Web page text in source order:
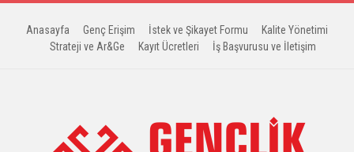
Anasayfa Genç Erişim İstek ve Şikayet Formu
Kalite Yönetimi
Strateji ve Ar&Ge
Kayıt Ücretleri İş Başvurusu ve İletişim